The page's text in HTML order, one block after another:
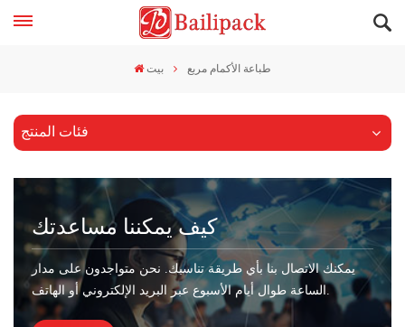
بيت طباعة الأكمام مربع
فئات المنتج
كيف يمكننا مساعدتك
يمكنك الاتصال بنا بأي طريقة تناسبك. نحن متواجدون على مدار
الساعة طوال أيام الأسبوع عبر البريد الإلكتروني أو الهاتف.